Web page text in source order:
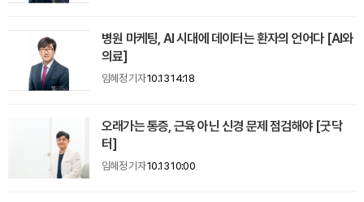
병원 마케팅, AI 시대에 데이터는 환자의 언어다 [AI와
의료]
임혜정 기자10.13 14:18
오래가는 통증, 근육 아닌 신경 문제 점검해야 [굿닥
터]
임혜정 기자10.13 10:00